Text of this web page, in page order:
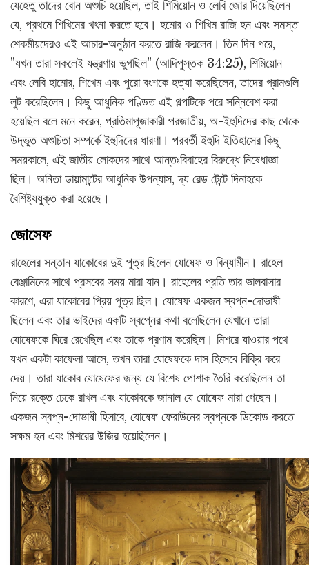
যেহেতু তাদের বোন অশুচি হয়েছিল, তাই শিমিয়োন ও লেবি জোর দিয়েছিলেন
যে, প্রথমে শিখিমের খৎনা করতে হবে। হমোর ও শিখিম রাজি হন এবং সমস্ত
শেকমীয়দেরও এই আচার-অনুষ্ঠান করতে রাজি করলেন। তিন দিন পরে,
"যখন তারা সকলেই যন্ত্রণায় ভুগছিল" (আদিপুস্তক 34:25), শিমিয়োন
এবং লেবি হামোর, শিখেম এবং পুরো বংশকে হত্যা করেছিলেন, তাদের গ্রামগুলি
লুট করেছিলেন। কিছু আধুনিক পণ্ডিত এই গল্পটিকে পরে সন্নিবেশ করা
হয়েছিল বলে মনে করেন, প্রতিমাপূজাকারী পরজাতীয়, অ-ইহুদিদের কাছ থেকে
উদ্ভূত অশুচিতা সম্পর্কে ইহুদিদের ধারণা। পরবর্তী ইহুদি ইতিহাসের কিছু
সময়কালে, এই জাতীয় লোকদের সাথে আন্তঃবিবাহের বিরুদ্ধে নিষেধাজ্ঞা
ছিল। অনিতা ডায়ামান্টের আধুনিক উপন্যাস, দ্য রেড টেন্টে দিনাহকে
বৈশিষ্ট্যযুক্ত করা হয়েছে।
জোসেফ
রাহেলের সন্তান যাকোবের দুই পুত্র ছিলেন যোষেফ ও বিন্যামীন। রাহেল
বেঞ্জামিনের সাথে প্রসবের সময় মারা যান। রাহেলের প্রতি তার ভালবাসার
কারণে, এরা যাকোবের প্রিয় পুত্র ছিল। যোষেফ একজন স্বপ্ন-দোভাষী
ছিলেন এবং তার ভাইদের একটি স্বপ্নের কথা বলেছিলেন যেখানে তারা
যোষেফকে ঘিরে রেখেছিল এবং তাকে প্রণাম করেছিল। মিশরে যাওয়ার পথে
যখন একটা কাফেলা আসে, তখন তারা যোষেফকে দাস হিসেবে বিক্রি করে
দেয়। তারা যাকোব যোষেফের জন্য যে বিশেষ পোশাক তৈরি করেছিলেন তা
নিয়ে রক্তে ঢেকে রাখল এবং যাকোবকে জানাল যে যোষেফ মারা গেছেন।
একজন স্বপ্ন-দোভাষী হিসাবে, যোষেফ ফেরাউনের স্বপ্নকে ডিকোড করতে
সক্ষম হন এবং মিশরের উজির হয়েছিলেন।